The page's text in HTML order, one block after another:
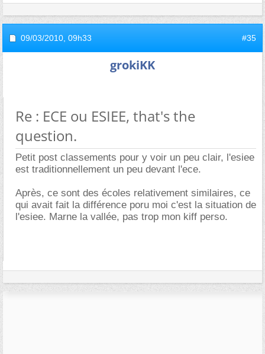
09/03/2010, 09h33 #35
grokiKK
Re : ECE ou ESIEE, that's the
question.
Petit post classements pour y voir un peu clair, l'esiee
est traditionnellement un peu devant l'ece.
Après, ce sont des écoles relativement similaires, ce
qui avait fait la différence poru moi c'est la situation de
l'esiee. Marne la vallée, pas trop mon kiff perso.